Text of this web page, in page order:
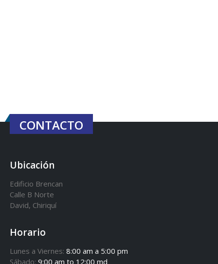
CONTACTO
Ubicación
Edificio Brencan
Calle B Norte
David, Chiriquí
Horario
Lunes a Viernes: 8:00 am a 5:00 pm
Sábado: 9:00 am to 12:00 md